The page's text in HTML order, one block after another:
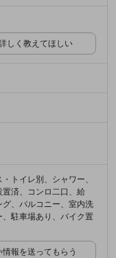
しく教えてほしい
トイレ別、シャワー、
済、コンロ二口、給
、バルコニー、室内洗
駐車場あり、バイク置
報を送ってもらう